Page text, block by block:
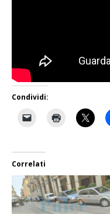
Condividi:
Correlati